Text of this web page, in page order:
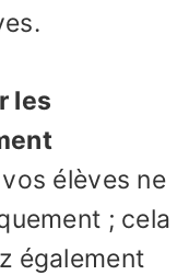
les
élèves ne
; cela
également